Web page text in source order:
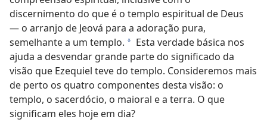
discernimento do que é o templo espiritual de Deus
— o arranjo de Jeová para a adoração pura,
semelhante a um templo. a Esta verdade básica nos
ajuda a desvendar grande parte do significado da
visão que Ezequiel teve do templo. Consideremos mais
de perto os quatro componentes desta visão: o
templo, o sacerdócio, o maioral e a terra. O que
significam eles hoje em dia?